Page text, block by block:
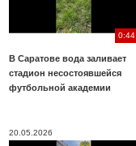
0:44
В Саратове вода заливает
стадион несостоявшейся
футбольной академии
20.05.2026